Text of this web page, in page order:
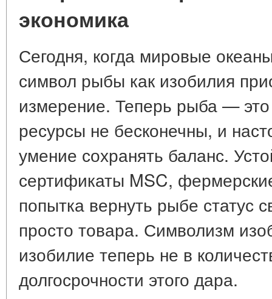
экономика
Сегодня, когда мировые
символ рыбы как изобилия
измерение. Теперь рыба —
ресурсы не бесконечны, и
умение сохранять баланс.
сертификаты MSC,
попытка вернуть рыбе статус
просто товара. Символизм
изобилие теперь не в
долгосрочности этого дара.